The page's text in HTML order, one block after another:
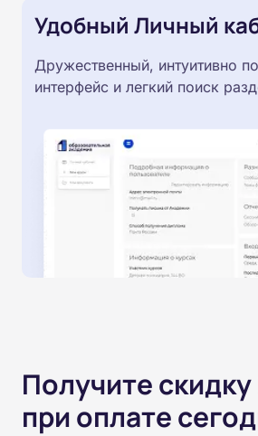
Удобный Личный
Дружественный, интуитивно
интерфейс и легкий поиск
Получите
при оплате